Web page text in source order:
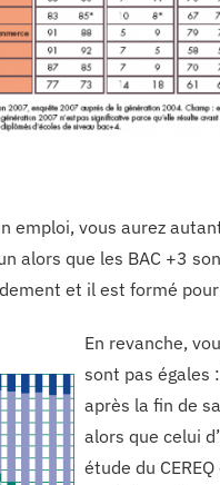
emploi, vous aurez
alors que les BAC +3
et il est formé
En revanche,
sont pas égales
après la fin de
alors que celui
étude du